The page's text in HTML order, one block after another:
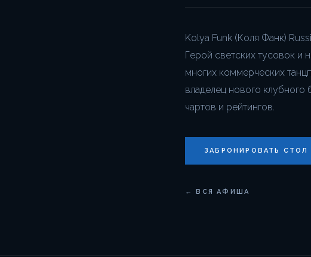
Kolya Funk (Коля Фанк)
Герой светских тусовок и
многих коммерческих
владелец нового
чартов и рейтингов.
ЗАБРОНИРОВАТЬ СТОЛ
← ВСЯ АФИША